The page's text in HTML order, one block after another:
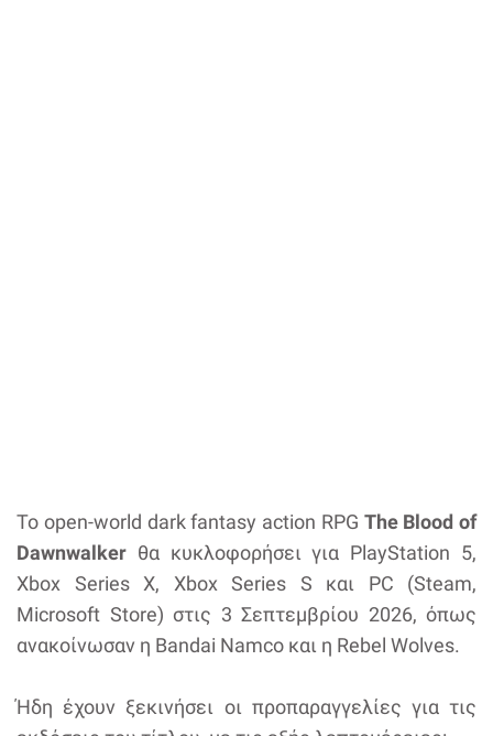
Το οpen-world dark fantasy action RPG The Blood of
Dawnwalker θα κυκλοφορήσει για PlayStation 5,
Xbox Series X, Xbox Series S και PC (Steam,
Microsoft Store) στις 3 Σεπτεμβρίου 2026, όπως
ανακοίνωσαν η Bandai Namco και η Rebel Wolves.
Ήδη έχουν ξεκινήσει οι προπαραγγελίες για τις